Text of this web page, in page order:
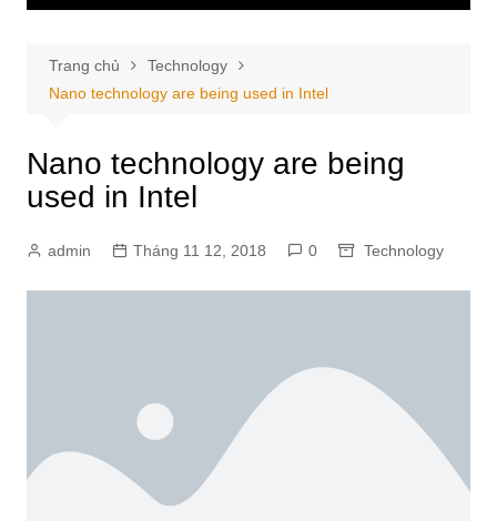
Trang chủ
Technology
Nano technology are being used in Intel
Nano technology are being
used in Intel
admin Tháng 11 12, 2018 0 Technology